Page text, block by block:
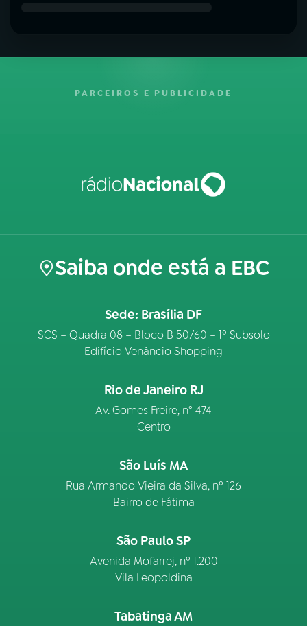
PARCEIROS E PUBLICIDADE
Saiba onde está a EBC
Sede: Brasília DF
SCS – Quadra 08 – Bloco B 50/60 – 1º Subsolo
Edifício Venâncio Shopping
Rio de Janeiro RJ
Av. Gomes Freire, n° 474
Centro
São Luís MA
Rua Armando Vieira da Silva, nº 126
Bairro de Fátima
São Paulo SP
Avenida Mofarrej, nº 1.200
Vila Leopoldina
Tabatinga AM